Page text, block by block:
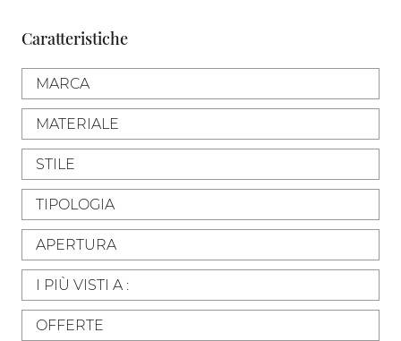
Caratteristiche
MARCA
MATERIALE
STILE
TIPOLOGIA
APERTURA
I PIÙ VISTI A :
OFFERTE